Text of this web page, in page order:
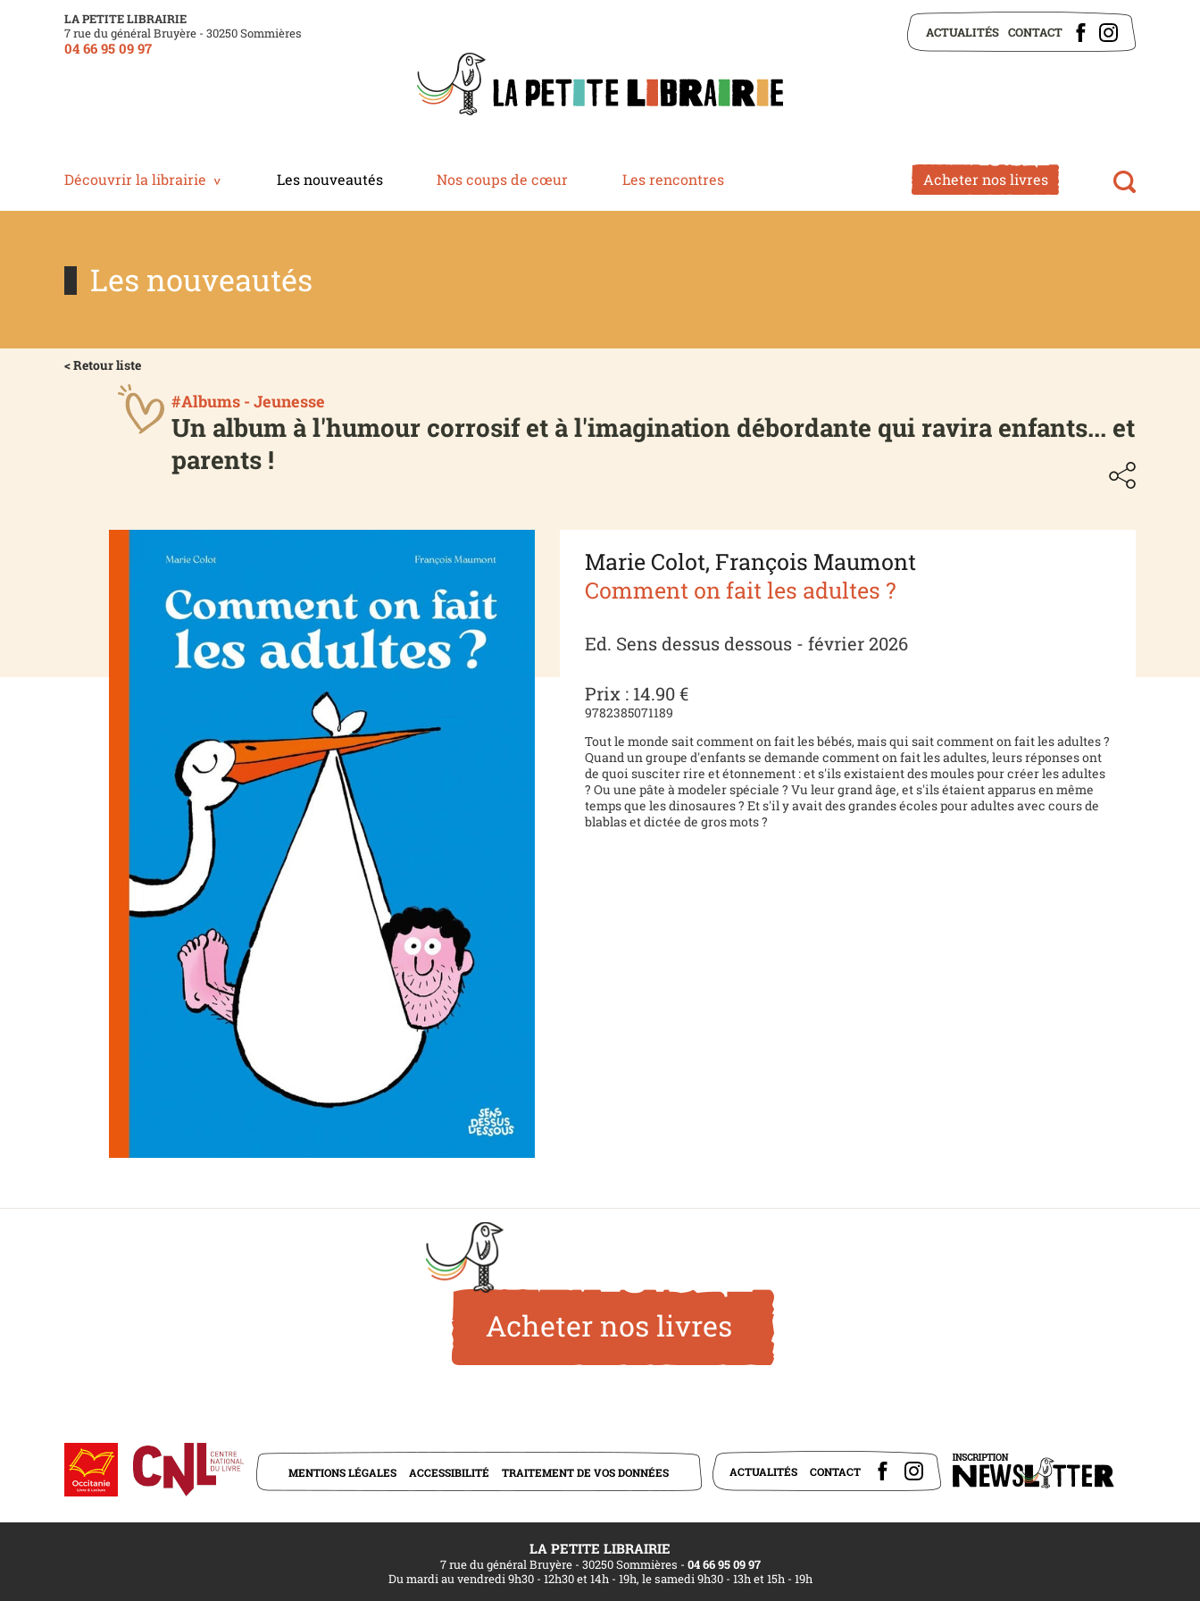
LA PETITE LIBRAIRIE
7 rue du général Bruyère - 30250 Sommières
04 66 95 09 97
ACTUALITÉS CONTACT
Découvrir la librairie Les nouveautés Nos coups de cœur Les rencontres Acheter nos livres
Les nouveautés
< Retour liste
#Albums - Jeunesse
Un album à l'humour corrosif et à l'imagination débordante qui ravira enfants... et
parents !
Marie Colot, François Maumont
Comment on fait les adultes ?
Ed. Sens dessus dessous - février 2026
Prix : 14.90 €
9782385071189
Tout le monde sait comment on fait les bébés, mais qui sait comment on fait les adultes ?
Quand un groupe d'enfants se demande comment on fait les adultes, leurs réponses ont
de quoi susciter rire et étonnement : et s'ils existaient des moules pour créer les adultes
? Ou une pâte à modeler spéciale ? Vu leur grand âge, et s'ils étaient apparus en même
temps que les dinosaures ? Et s'il y avait des grandes écoles pour adultes avec cours de
blablas et dictée de gros mots ?
Acheter nos livres
MENTIONS LÉGALES ACCESSIBILITÉ TRAITEMENT DE VOS DONNÉES ACTUALITÉS CONTACT
LA PETITE LIBRAIRIE
7 rue du général Bruyère - 30250 Sommières - 04 66 95 09 97
Du mardi au vendredi 9h30 - 12h30 et 14h - 19h, le samedi 9h30 - 13h et 15h - 19h